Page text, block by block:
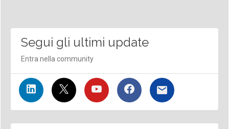
Segui gli ultimi update
Entra nella community